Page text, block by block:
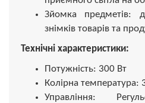
Зйомка предметів:
знімків товарів та
Технічні характеристики:
Потужність: 300 Вт
Колірна температура:
Управління: